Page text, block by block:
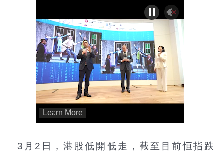
3月2日，港股低開低走，截至目前恒指跌